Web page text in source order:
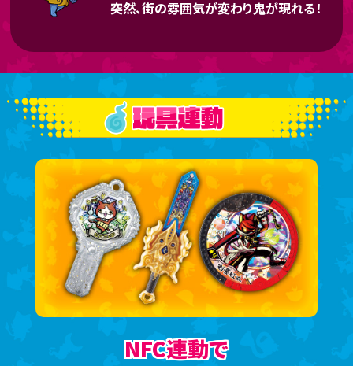
突然、街の雰囲気が変わり鬼が現れる！
NFC連動で